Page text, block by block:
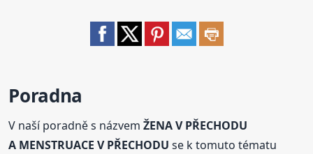
Poradna
V naší poradně s názvemŽENA V PŘECHODU
A MENSTRUACE V PŘECHODU se k tomuto tématu